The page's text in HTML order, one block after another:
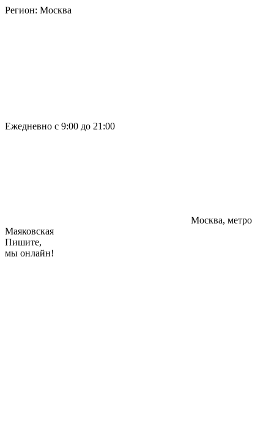
Регион: Москва
Ежедневно с 9:00 до 21:00
Москва, метро
Маяковская
Пишите,
мы онлайн!